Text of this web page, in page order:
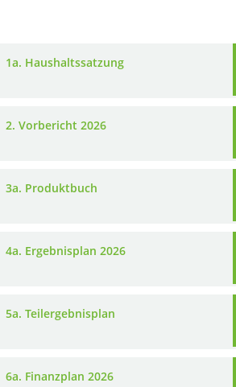
1a. Haushaltssatzung
2. Vorbericht 2026
3a. Produktbuch
4a. Ergebnisplan 2026
5a. Teilergebnisplan
6a. Finanzplan 2026